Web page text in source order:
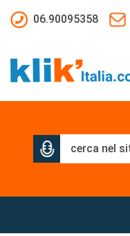
06.90095358